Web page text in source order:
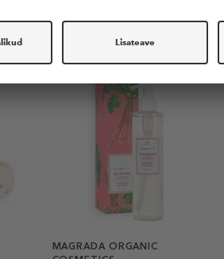
Sarnased tooted
MAGRADA ORGANIC